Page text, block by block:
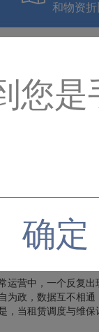
和物资折
，感谢您们的支
运营中，一个反复
为政，数据互不相
，当租赁调度与维
您是
确定